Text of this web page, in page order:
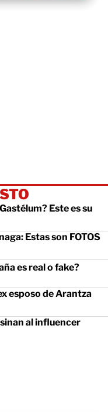
Este es su
Estas son FOTOS
es real o fake?
esposo de Arantza
al influencer